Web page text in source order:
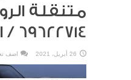
متنقلة
69622714‬ / افضل تصليح
26 أبريل، 2021 اضف